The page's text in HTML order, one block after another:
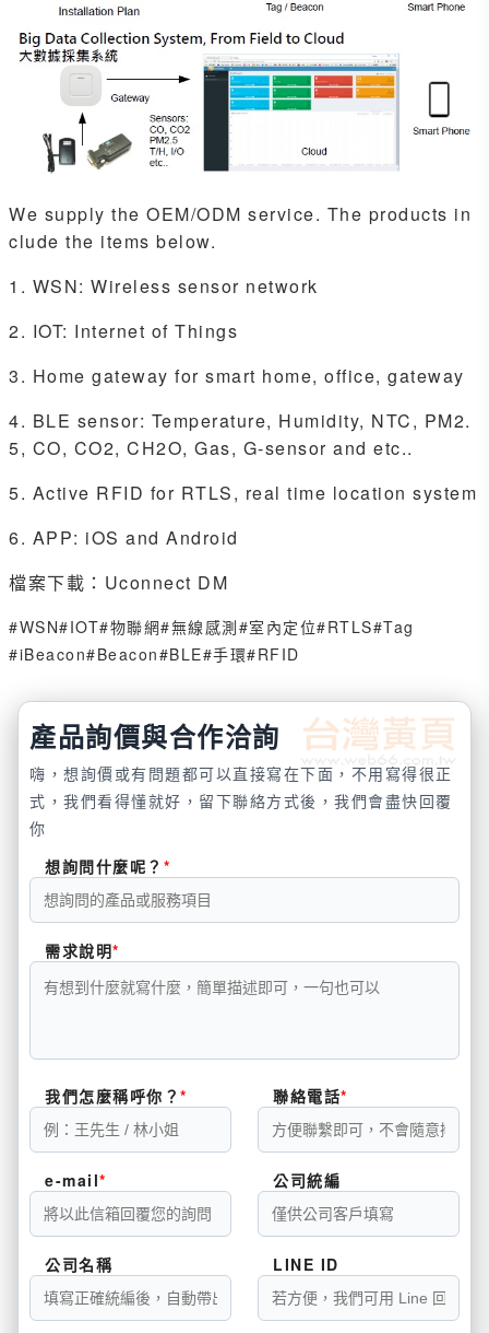
We supply the OEM/ODM service. The products in
clude the items below.
1. WSN: Wireless sensor network
2. IOT: Internet of Things
3. Home gateway for smart home, office, gateway
4. BLE sensor: Temperature, Humidity, NTC, PM2.
5, CO, CO2, CH2O, Gas, G-sensor and etc..
5. Active RFID for RTLS, real time location system
6. APP: iOS and Android
檔案下載： Uconnect DM
#WSN#IOT#物聯網#無線感測#室內定位#RTLS#Tag
#iBeacon#Beacon#BLE#手環#RFID
產品詢價與合作洽詢
嗨，想詢價或有問題都可以直接寫在下面，不用寫得很正
式，我們看得懂就好，留下聯絡方式後，我們會盡快回覆
你
想詢問什麼呢？
需求說明
我們怎麼稱呼你？ 聯絡電話
e-mail 公司統編
公司名稱 LINE ID